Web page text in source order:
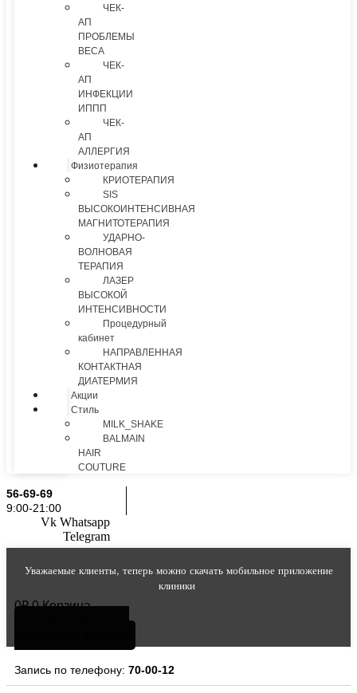
ЧЕК-
АП
ПРОБЛЕМЫ
ВЕСА
ЧЕК-
АП
ИНФЕКЦИИ
ИППП
ЧЕК-
АП
АЛЛЕРГИЯ
Физиотерапия
КРИОТЕРАПИЯ
SIS
ВЫСОКОИНТЕНСИВНАЯ
МАГНИТОТЕРАПИЯ
УДАРНО-
ВОЛНОВАЯ
ТЕРАПИЯ
ЛАЗЕР
ВЫСОКОЙ
ИНТЕНСИВНОСТИ
Процедурный
кабинет
НАПРАВЛЕННАЯ
КОНТАКТНАЯ
ДИАТЕРМИЯ
Акции
Стиль
MILK_SHAKE
BALMAIN
HAIR
COUTURE
56-69-69
9:00-21:00
Vk Whatsapp
Telegram
Уважаемые клиенты, теперь можно скачать мобильное приложение
клиники
0₽ 0 Корзина
Запись по телефону: 70-00-12